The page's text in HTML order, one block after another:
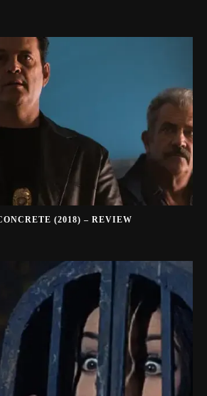
(2018) – REVIEW